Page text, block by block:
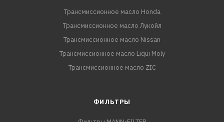
Трансмиссионное масло Honda
Трансмиссионное масло Лукойл
Трансмиссионное масло Nissan
Трансмиссионное масло Liqui Moly
Трансмиссионное масло ZIC
ФИЛЬТРЫ